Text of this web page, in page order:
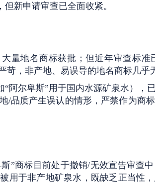
新申请审查已全面收紧。
量地名商标获批；但近年审查标准
，非产地、易误导的地名商标几乎
阿尔卑斯”用于国内水源矿泉水），
/品质产生误认的情形，严禁作为商
”商标目前处于撤销/无效宣告审查
用于非产地矿泉水，既缺乏正当性